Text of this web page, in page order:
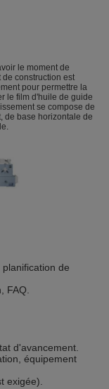
le moment de
construction est
pour permettre la
le film d'huile de guide
se compose de
de base horizontale de
de
FAQ.
d'avancement.
équipement
exigée).